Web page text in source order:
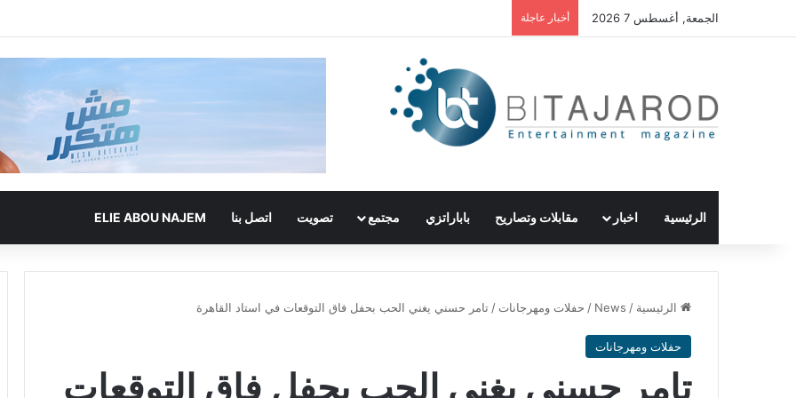
الجمعة, أغسطس 7 2026 أخبار عاجلة
الرئيسية اخبار مقابلات وتصاريح باباراتزي مجتمع تصويت اتصل بنا ELIE ABOU NAJEM
الرئيسية /
News
/ حفلات ومهرجانات / تامر حسني يغني الحب بحفل فاق التوقعات في استاد القاهرة
حفلات ومهرجانات
تامر حسني يغني الحب بحفل فاق التوقعات